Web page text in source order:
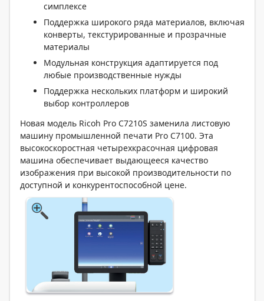
симплексе
Поддержка широкого ряда материалов, включая
конверты, текстурированные и прозрачные
материалы
Модульная конструкция адаптируется под
любые производственные нужды
Поддержка нескольких платформ и широкий
выбор контроллеров
Новая модель Ricoh Pro C7210S заменила листовую
машину промышленной печати Pro C7100. Эта
высокоскоростная четырехкрасочная цифровая
машина обеспечивает выдающееся качество
изображения при высокой производительности по
доступной и конкурентоспособной цене.